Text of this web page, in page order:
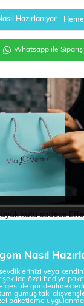
Hazırlanıyor
Whatsapp ile Sipariş
Nasıl
veya
özel hediye
ile
gümüş takı
paketleme